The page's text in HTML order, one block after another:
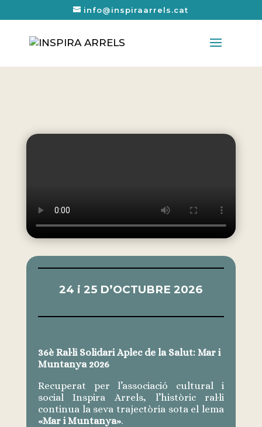
info@inspiraarrels.cat
24 i 25 D’OCTUBRE 2026
36è Ral·li Solidari Aplec de la Salut: Mar i
Muntanya 2026
Recuperat per l’associació cultural i
social Inspira Arrels, l’històric ral·li
continua la seva trajectòria sota el lema
«Mar i Muntanya».